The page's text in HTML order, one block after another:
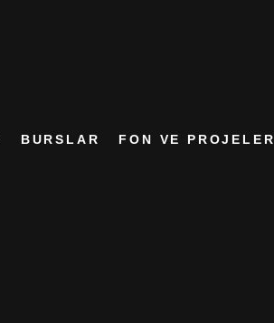
BURSLAR FON VE PROJELER